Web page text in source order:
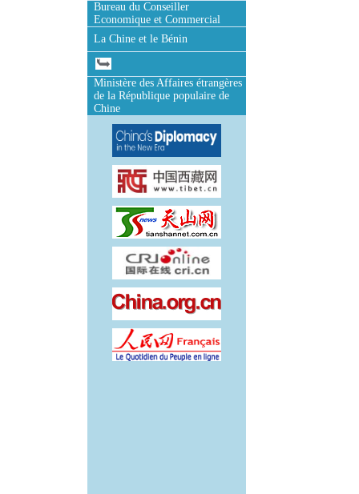
Bureau du Conseiller
Economique et Commercial
La Chine et le Bénin
Ministère des Affaires étrangères
de la République populaire de
Chine